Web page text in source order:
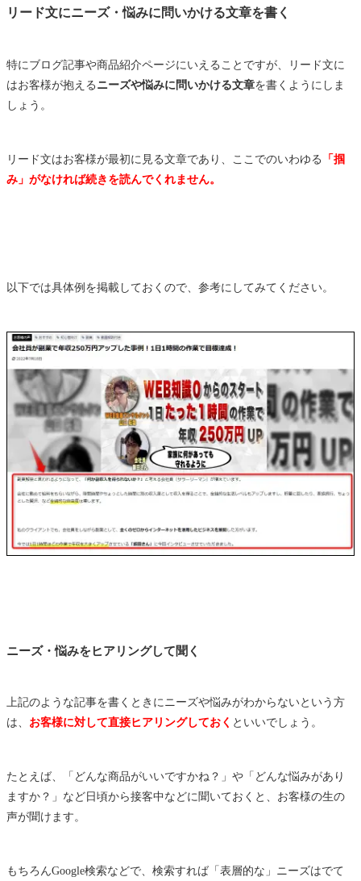
リード文にニーズ・悩みに問いかける文章を書く
特にブログ記事や商品紹介ページにいえることですが、リード文に
はお客様が抱えるニーズや悩みに問いかける文章を書くようにしま
しょう。
リード文はお客様が最初に見る文章であり、ここでのいわゆる
「掴
み」がなければ続きを読んでくれません。
以下では具体例を掲載しておくので、参考にしてみてください。
ニーズ・悩みをヒアリングして聞く
上記のような記事を書くときにニーズや悩みがわからないという方
は、 お客様に対して直接ヒアリングしておく といいでしょう。
たとえば、「どんな商品がいいですかね？」や「どんな悩みがあり
ますか？」など日頃から接客中などに聞いておくと、お客様の生の
声が聞けます。
もちろんGoogle検索などで、検索すれば「表層的な」ニーズはでて